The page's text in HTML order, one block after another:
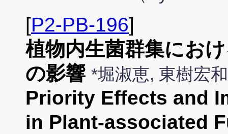
[P2-PB-196]
植物内生菌群集にお
の影響 *堀淑恵, 東樹宏
Priority Effects and
in Plant-associated